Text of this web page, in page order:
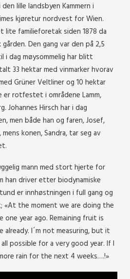
lille landsbyen Kammern i
kjøretur nordvest for Wien.
familieforetak siden 1878 da
Den gang var den på 2,5
i dag møysommelig har blitt
33 hektar med vinmarker hvorav
Grüner Veltliner og 10 hektar
er rotfestet i områdene Lamm,
Johannes Hirsch har i dag
men både han og faren, Josef,
konen, Sandra, tar seg av
mann med stort hjerte for
han driver etter biodynamiske
er innhøstningen i full gang og
«At the moment we are doing the
year ago. Remaining fruit is
I´m not measuring, but it
possible for a very good year. If I
rain for the next 4 weeks….!»